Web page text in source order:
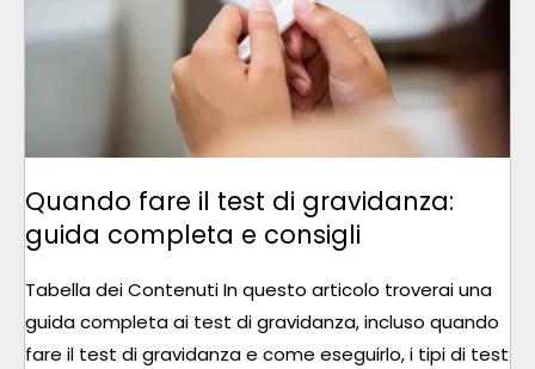
Quando fare il test di gravidanza:
guida completa e consigli
Tabella dei Contenuti In questo articolo troverai una
guida completa ai test di gravidanza, incluso quando
fare il test di gravidanza e come eseguirlo, i tipi di test
E
CONSIGLI